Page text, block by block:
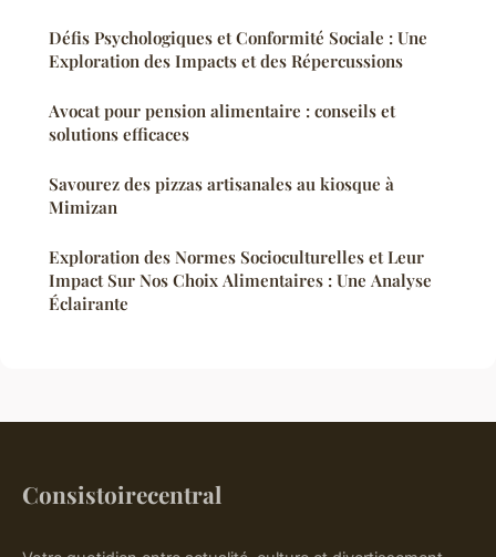
Défis Psychologiques et Conformité Sociale : Une
Exploration des Impacts et des Répercussions
Avocat pour pension alimentaire : conseils et
solutions efficaces
Savourez des pizzas artisanales au kiosque à
Mimizan
Exploration des Normes Socioculturelles et Leur
Impact Sur Nos Choix Alimentaires : Une Analyse
Éclairante
Consistoirecentral